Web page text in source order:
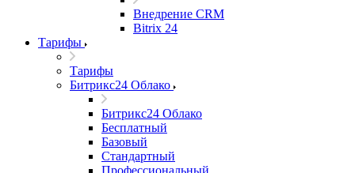
Внедрение CRM
Bitrix 24
Тарифы
Тарифы
Битрикс24 Облако
Битрикс24 Облако
Бесплатный
Базовый
Стандартный
Профессиональный